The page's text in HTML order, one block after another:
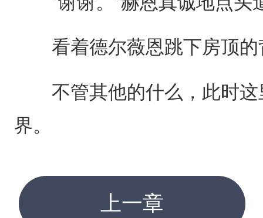
看着德尔薇恩跳下房顶的
不管其他的什么，此时这
界。
上一章